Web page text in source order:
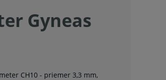
Gyneas
CH10 - priemer 3,3 mm,